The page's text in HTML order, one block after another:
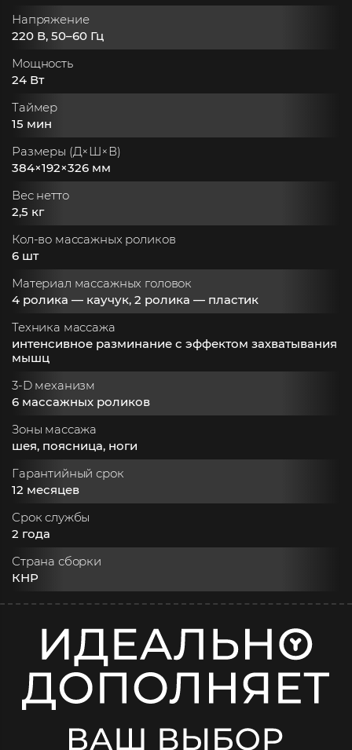
Напряжение
220 В, 50–60 Гц
Мощность
24 Вт
Таймер
15 мин
Размеры (Д×Ш×В)
384×192×326 мм
Вес нетто
2,5 кг
Кол-во массажных роликов
6 шт
Материал массажных головок
4 ролика — каучук, 2 ролика — пластик
Техника массажа
интенсивное разминание с эффектом захватывания
мышц
3-D механизм
6 массажных роликов
Зоны массажа
шея, поясница, ноги
Гарантийный срок
12 месяцев
Срок службы
2 года
Страна сборки
КНР